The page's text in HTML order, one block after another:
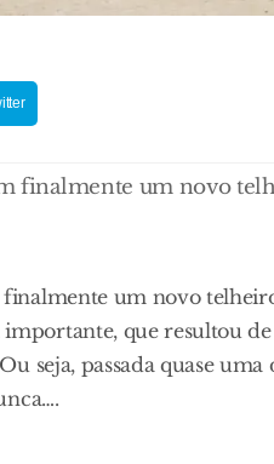
finalmente um novo
um novo
importante, que resultou
seja, passada quase